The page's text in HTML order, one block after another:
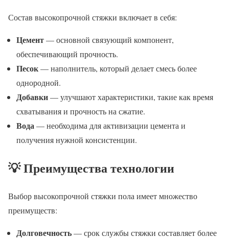
Состав высокопрочной стяжки включает в себя:
Цемент— основной связующий компонент,
обеспечивающий прочность.
Песок— наполнитель, который делает смесь более
однородной.
Добавки— улучшают характеристики, такие как время
схватывания и прочность на сжатие.
Вода— необходима для активизации цемента и
получения нужной консистенции.
💡 Преимущества технологии
Выбор высокопрочной стяжки пола имеет множество
преимуществ:
Долговечность— срок службы стяжки составляет более